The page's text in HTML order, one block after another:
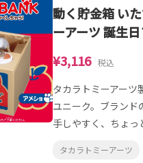
動く貯金箱 い
ーアーツ 誕生
¥3,116 税込
タカラトミーアーツ
ユニーク。ブラン
手しやすく、ちょっ
タカラトミーアーツ